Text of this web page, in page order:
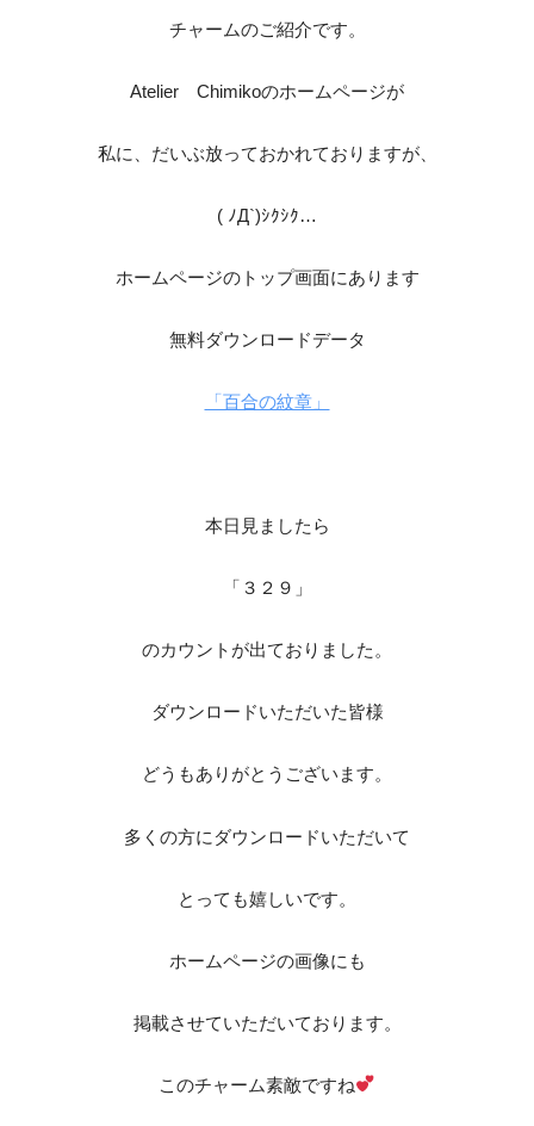
チャームのご紹介です。
Atelier Chimikoのホームページが
私に、だいぶ放っておかれておりますが、
( ﾉД`)ｼｸｼｸ…
ホームページのトップ画面にあります
無料ダウンロードデータ
「百合の紋章」
本日見ましたら
「３２９」
のカウントが出ておりました。
ダウンロードいただいた皆様
どうもありがとうございます。
多くの方にダウンロードいただいて
とっても嬉しいです。
ホームページの画像にも
掲載させていただいております。
このチャーム素敵ですね